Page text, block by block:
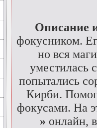
Описание
фокусником.
но вся
уместилась
попытались
Кирби.
фокусами. На
» онлайн,